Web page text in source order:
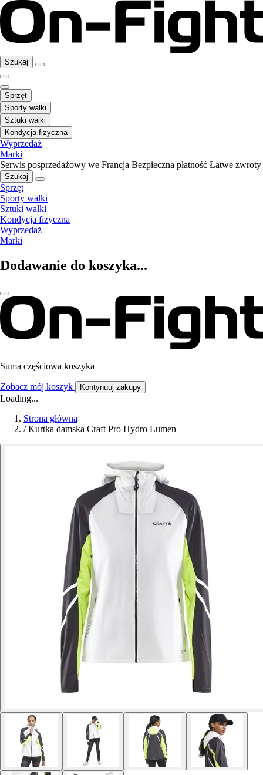
Szukaj
Sprzęt
Sporty walki
Sztuki walki
Kondycja fizyczna
Wyprzedaż
Marki
Serwis posprzedażowy we Francja Bezpieczna płatność Łatwe zwroty
Szukaj
Sprzęt
Sporty walki
Sztuki walki
Kondycja fizyczna
Wyprzedaż
Marki
Dodawanie do koszyka...
Suma częściowa koszyka
Zobacz mój koszyk Kontynuuj zakupy
Loading...
Strona główna
/ Kurtka damska Craft Pro Hydro Lumen